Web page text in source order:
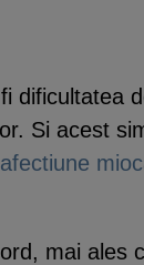
dificultatea
Si acest
afectiune
mai ales